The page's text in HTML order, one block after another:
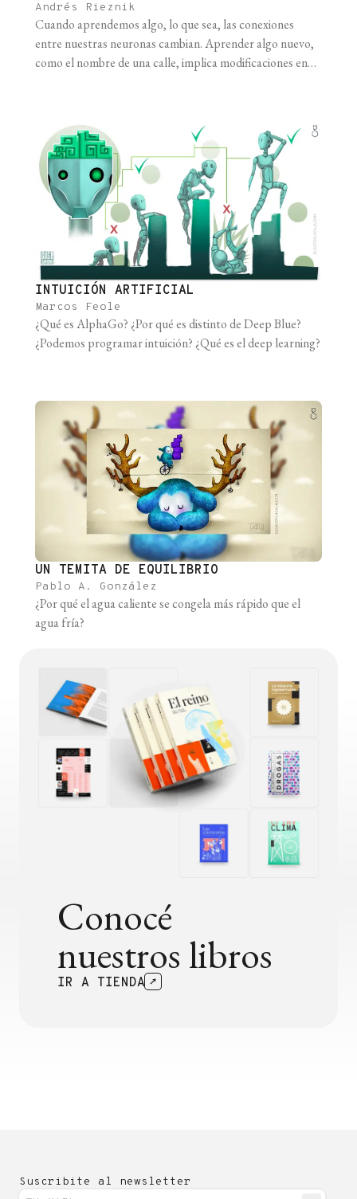
Andrés Rieznik
Cuando aprendemos algo, lo que sea, las conexiones
entre nuestras neuronas cambian. Aprender algo nuevo,
como el nombre de una calle, implica modificaciones en
referimos como “plasticidad” −por la [...]
INTUICIÓN ARTIFICIAL
Marcos Feole
¿Qué es AlphaGo? ¿Por qué es distinto de Deep Blue?
¿Podemos programar intuición? ¿Qué es el deep learning?
UN TEMITA DE EQUILIBRIO
Pablo A. González
¿Por qué el agua caliente se congela más rápido que el
agua fría?
Conocé
nuestros libros
IR A TIENDA
Suscribite al newsletter